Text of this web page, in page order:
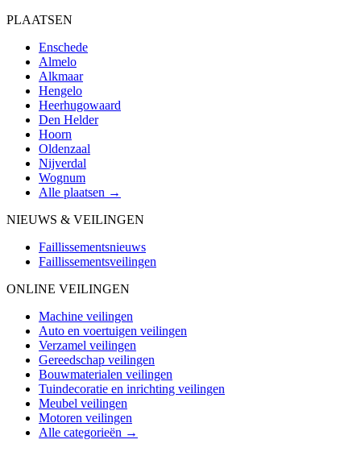
PLAATSEN
Enschede
Almelo
Alkmaar
Hengelo
Heerhugowaard
Den Helder
Hoorn
Oldenzaal
Nijverdal
Wognum
Alle plaatsen →
NIEUWS & VEILINGEN
Faillissementsnieuws
Faillissementsveilingen
ONLINE VEILINGEN
Machine veilingen
Auto en voertuigen veilingen
Verzamel veilingen
Gereedschap veilingen
Bouwmaterialen veilingen
Tuindecoratie en inrichting veilingen
Meubel veilingen
Motoren veilingen
Alle categorieën →